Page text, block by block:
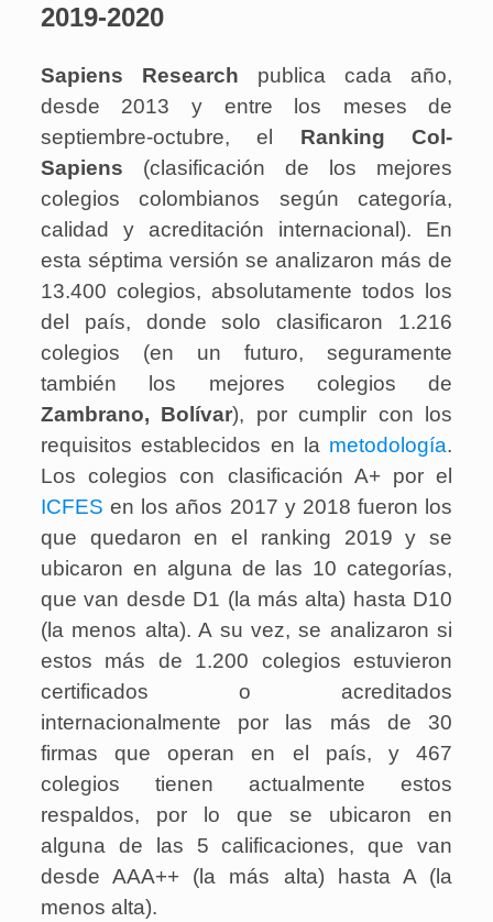
2019-2020
Sapiens Research publica cada año,
desde 2013 y entre los meses de
septiembre-octubre, el Ranking Col-
Sapiens (clasificación de los mejores
colegios colombianos según categoría,
calidad y acreditación internacional). En
esta séptima versión se analizaron más de
13.400 colegios, absolutamente todos los
del país, donde solo clasificaron 1.216
colegios (en un futuro, seguramente
también los mejores colegios de
Zambrano, Bolívar), por cumplir con los
requisitos establecidos en la metodología.
Los colegios con clasificación A+ por el
ICFES en los años 2017 y 2018 fueron los
que quedaron en el ranking 2019 y se
ubicaron en alguna de las 10 categorías,
que van desde D1 (la más alta) hasta D10
(la menos alta). A su vez, se analizaron si
estos más de 1.200 colegios estuvieron
certificados o acreditados
internacionalmente por las más de 30
firmas que operan en el país, y 467
colegios tienen actualmente estos
respaldos, por lo que se ubicaron en
alguna de las 5 calificaciones, que van
desde AAA++ (la más alta) hasta A (la
menos alta).